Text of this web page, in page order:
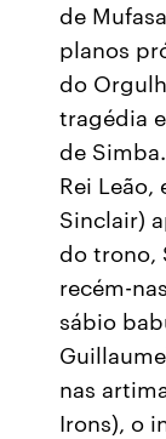
de
planos
do
tragédia
de
Rei Leão,
Sinclair)
do trono,
recém-
sábio
nas
Irons), o